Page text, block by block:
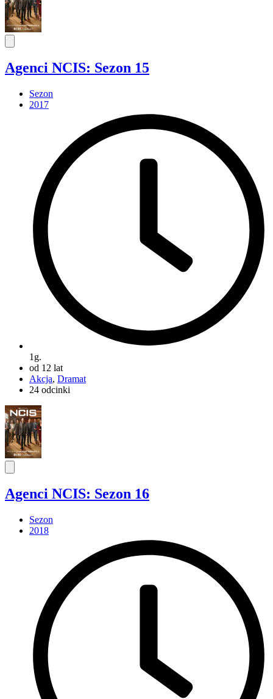
Agenci NCIS: Sezon 15
Sezon
2017
1g.
od 12 lat
Akcja, Dramat
24 odcinki
Agenci NCIS: Sezon 16
Sezon
2018